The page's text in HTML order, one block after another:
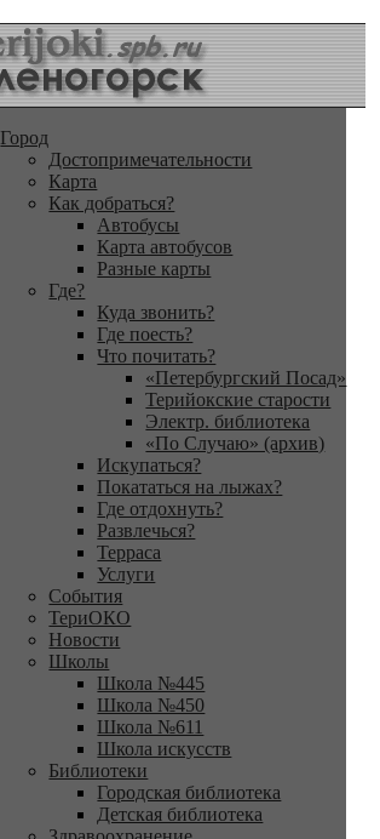
Город
Достопримечательности
Карта
Как добраться?
Автобусы
Карта автобусов
Разные карты
Где?
Куда звонить?
Где поесть?
Что почитать?
«Петербургский Посад»
Терийокские старости
Электр. библиотека
«По Случаю» (архив)
Искупаться?
Покататься на лыжах?
Где отдохнуть?
Развлечься?
Терраса
Услуги
События
ТериОКО
Новости
Школы
Школа №445
Школа №450
Школа №611
Школа искусств
Библиотеки
Городская библиотека
Детская библиотека